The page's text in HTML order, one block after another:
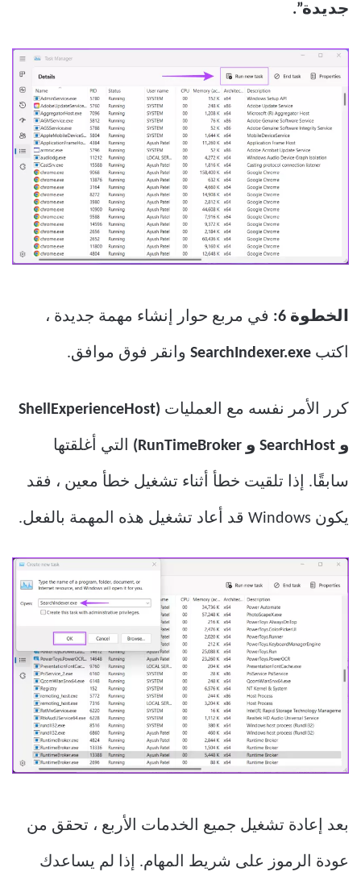
جديدة”.
الخطوة 6: في مربع حوار إنشاء مهمة جديدة ،
اكتب وانقر فوق موافق.
كرر الأمر نفسه مع العمليات (ShellExperienceHost
و SearchHost و RunTimeBroker) التي أغلقتها
سابقًا. إذا تلقيت خطأ أثناء تشغيل خطأ معين ، فقد
يكون Windows قد أعاد تشغيل هذه المهمة بالفعل.
بعد إعادة تشغيل جميع الخدمات الأربع ، تحقق من
عودة الرموز على شريط المهام. إذا لم يساعدك